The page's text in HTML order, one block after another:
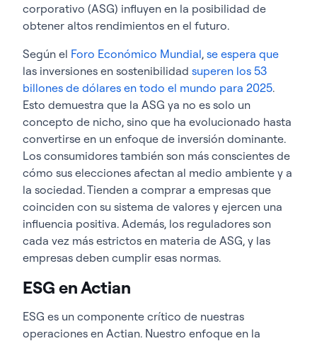
corporativo (ASG) influyen en la posibilidad de
obtener altos rendimientos en el futuro.
Según el Foro Económico Mundial, se espera que
las inversiones en sostenibilidad superen los 53
billones de dólares en todo el mundo para 2025.
Esto demuestra que la ASG ya no es solo un
concepto de nicho, sino que ha evolucionado hasta
convertirse en un enfoque de inversión dominante.
Los consumidores también son más conscientes de
cómo sus elecciones afectan al medio ambiente y a
la sociedad. Tienden a comprar a empresas que
coinciden con su sistema de valores y ejercen una
influencia positiva. Además, los reguladores son
cada vez más estrictos en materia de ASG, y las
empresas deben cumplir esas normas.
ESG en Actian
ESG es un componente crítico de nuestras
operaciones en Actian. Nuestro enfoque en la